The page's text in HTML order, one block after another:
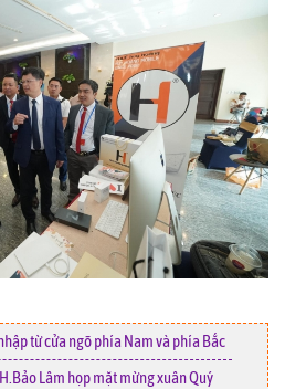
từ cửa ngõ phía Nam và phía Bắc
Lâm họp mặt mừng xuân Quý